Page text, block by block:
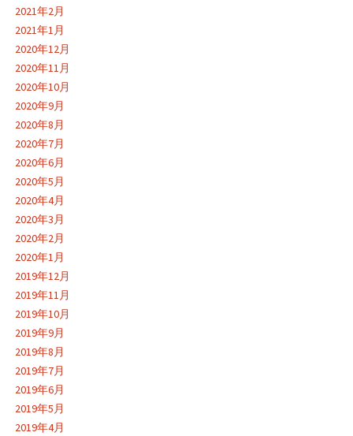
2021年2月
2021年1月
2020年12月
2020年11月
2020年10月
2020年9月
2020年8月
2020年7月
2020年6月
2020年5月
2020年4月
2020年3月
2020年2月
2020年1月
2019年12月
2019年11月
2019年10月
2019年9月
2019年8月
2019年7月
2019年6月
2019年5月
2019年4月